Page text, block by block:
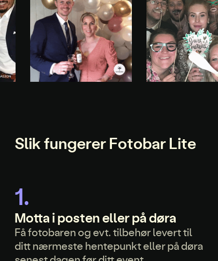
Slik fungerer Fotobar Lite
1.
Motta i posten eller på døra
Få fotobaren og evt. tilbehør levert til
ditt nærmeste hentepunkt eller på døra